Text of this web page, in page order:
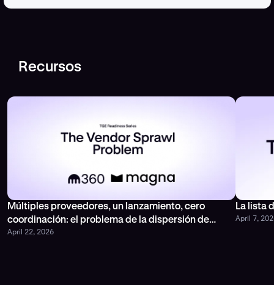
Recursos
Múltiples proveedores, un lanzamiento, cero
coordinación: el problema de la dispersión de
proveedores
April 22, 2026
La lista
April 7,